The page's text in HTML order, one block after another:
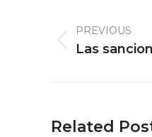
PREVIOUS
Previous
Las
Related